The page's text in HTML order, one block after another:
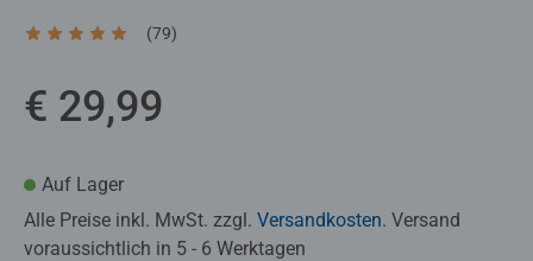
Durchschnittliche Bewertung 4,8 von 5 Sternen.
(79)
€ 29,99
Auf Lager
Alle Preise inkl. MwSt. zzgl. Versandkosten. Versand
voraussichtlich in 5 - 6 Werktagen